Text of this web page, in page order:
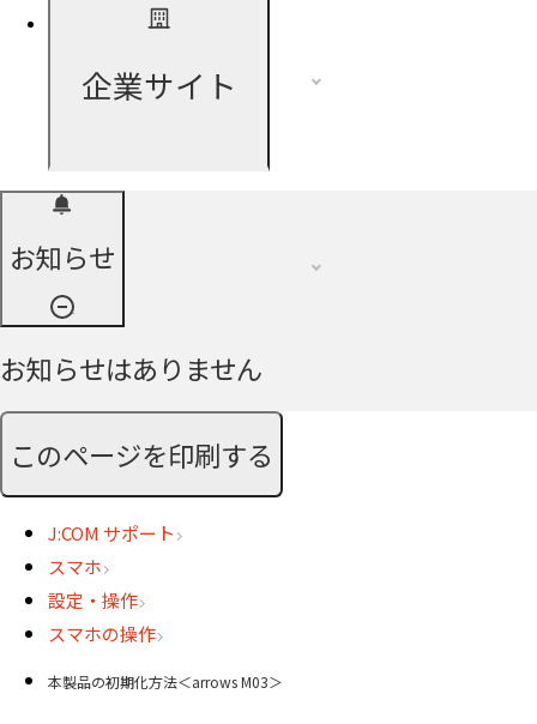
企業サイト
お知らせ
お知らせはありません
このページを印刷する
J:COM サポート
スマホ
設定・操作
スマホの操作
本製品の初期化方法＜arrows M03＞